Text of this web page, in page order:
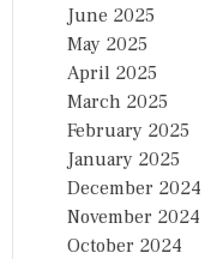
June 2025
May 2025
April 2025
March 2025
February 2025
January 2025
December 2024
November 2024
October 2024